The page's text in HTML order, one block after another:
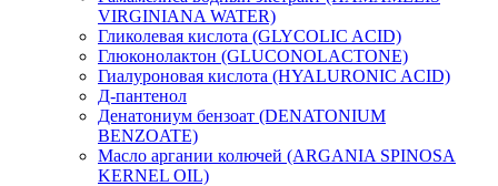
VIRGINIANA WATER)
Гликолевая кислота (GLYCOLIC ACID)
Глюконолактон (GLUCONOLACTONE)
Гиалуроновая кислота (HYALURONIC ACID)
Д-пантенол
Денатониум бензоат (DENATONIUM
BENZOATE)
Масло аргании колючей (ARGANIA SPINOSA
KERNEL OIL)